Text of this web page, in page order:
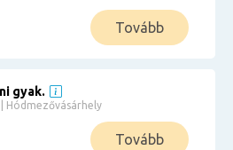
Tovább
gyak.
Hódmezővásárhely
Tovább